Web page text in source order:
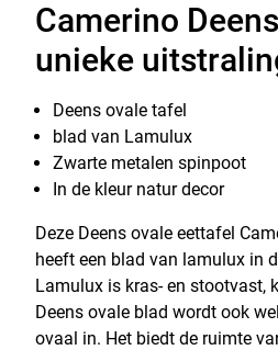
Camerino
unieke
Deens ovale tafel
blad van Lamulux
Zwarte metalen spinpoot
In de kleur natur decor
Deze Deens ovale eettafel
heeft een blad van lamulux in
Lamulux is kras- en stootvast,
Deens ovale blad wordt ook
ovaal in. Het biedt de ruimte